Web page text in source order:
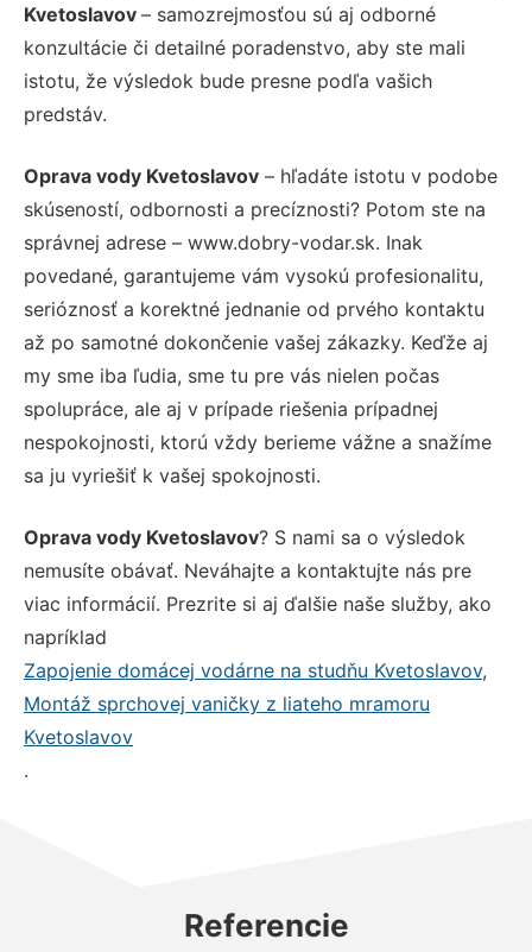
Kvetoslavov – samozrejmosťou sú aj odborné
konzultácie či detailné poradenstvo, aby ste mali
istotu, že výsledok bude presne podľa vašich
predstáv.
Oprava vody Kvetoslavov – hľadáte istotu v podobe
skúseností, odbornosti a precíznosti? Potom ste na
správnej adrese – www.dobry-vodar.sk. Inak
povedané, garantujeme vám vysokú profesionalitu,
serióznosť a korektné jednanie od prvého kontaktu
až po samotné dokončenie vašej zákazky. Keďže aj
my sme iba ľudia, sme tu pre vás nielen počas
spolupráce, ale aj v prípade riešenia prípadnej
nespokojnosti, ktorú vždy berieme vážne a snažíme
sa ju vyriešiť k vašej spokojnosti.
Oprava vody Kvetoslavov? S nami sa o výsledok
nemusíte obávať. Neváhajte a kontaktujte nás pre
viac informácií. Prezrite si aj ďalšie naše služby, ako
napríklad
Zapojenie domácej vodárne na studňu Kvetoslavov,
Montáž sprchovej vaničky z liateho mramoru
Kvetoslavov
.
Referencie